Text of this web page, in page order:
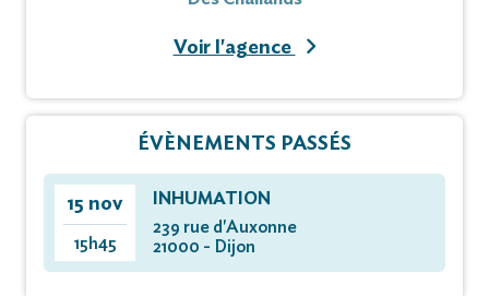
Voir l'agence
ÉVÈNEMENTS PASSÉS
15 nov
15h45
INHUMATION
239 rue d'Auxonne
21000 - Dijon